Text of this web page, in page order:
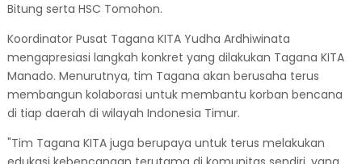
Bitung serta HSC Tomohon.
Koordinator Pusat Tagana KITA Yudha Ardhiwinata
mengapresiasi langkah konkret yang dilakukan Tagana KITA
Manado. Menurutnya, tim Tagana akan berusaha terus
membangun kolaborasi untuk membantu korban bencana
di tiap daerah di wilayah Indonesia Timur.
"Tim Tagana KITA juga berupaya untuk terus melakukan